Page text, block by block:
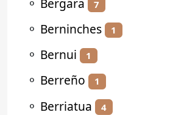
7
⚬ Berninches 1
⚬ Bernui 1
⚬ Berreño 1
⚬ Berriatua 4